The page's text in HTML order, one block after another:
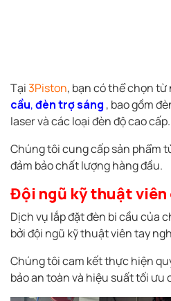
Tại3Piston, bạn có thể chọn từ
cầu,đèn trợ sáng , bao gồm
laser và các loại đèn độ cao cấp.
Chúng tôi cung cấp sản phẩm
đảm bảo chất lượng hàng đầu.
Đội ngũ kỹ thuật viên
Dịch vụ lắp đặt đèn bi cầu của
bởi đội ngũ kỹ thuật viên tay
Chúng tôi cam kết thực hiện
bảo an toàn và hiệu suất tối ưu